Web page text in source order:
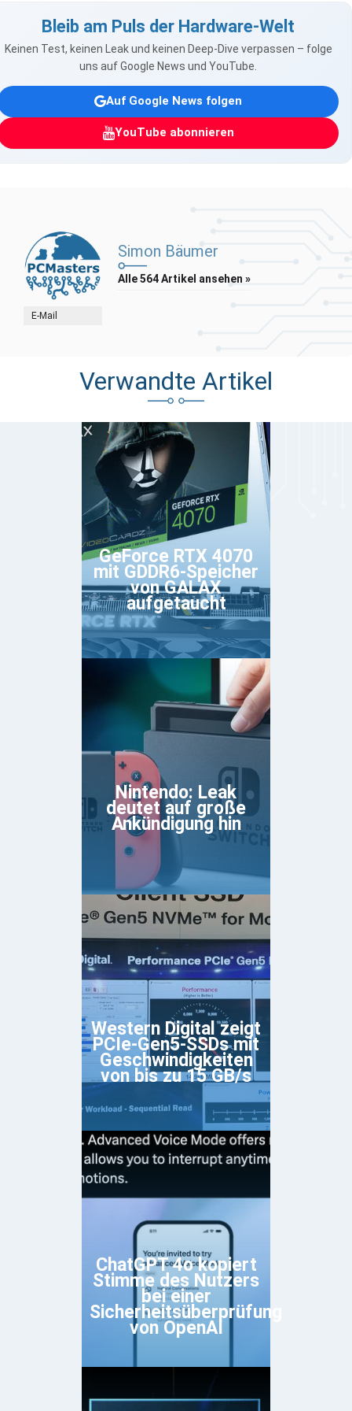
Bleib am Puls der Hardware-Welt
Keinen Test, keinen Leak und keinen Deep-Dive verpassen – folge
uns auf Google News und YouTube.
Auf Google News folgen
YouTube abonnieren
E-Mail
Simon Bäumer
Alle 564 Artikel ansehen »
Verwandte Artikel
GeForce RTX 4070
mit GDDR6-Speicher
von GALAX
aufgetaucht
Nintendo: Leak
deutet auf große
Ankündigung hin
Western Digital zeigt
PCIe-Gen5-SSDs mit
Geschwindigkeiten
von bis zu 15 GB/s
ChatGPT 4o kopiert
Stimme des Nutzers
bei einer
Sicherheitsüberprüfung
von OpenAI